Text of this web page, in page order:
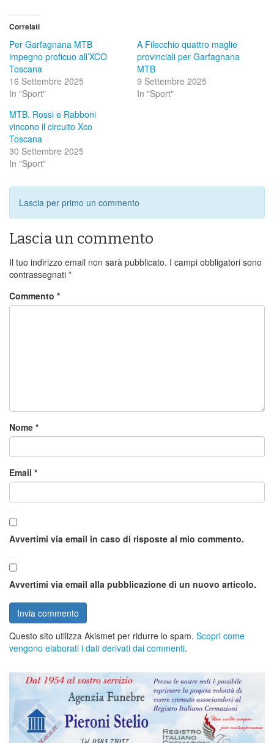
Correlati
Per Garfagnana MTB
impegno proficuo all’XCO
Toscana
16 Settembre 2025
In "Sport"
A Filecchio quattro maglie
provinciali per Garfagnana
MTB
9 Settembre 2025
In "Sport"
MTB. Rossi e Rabboni
vincono il circuito Xco
Toscana
30 Settembre 2025
In "Sport"
Lascia per primo un commento
Lascia un commento
Il tuo indirizzo email non sarà pubblicato. I campi obbligatori sono
contrassegnati *
Commento *
Nome *
Email *
Avvertimi via email in caso di risposte al mio commento.
Avvertimi via email alla pubblicazione di un nuovo articolo.
Questo sito utilizza Akismet per ridurre lo spam. Scopri come
vengono elaborati i dati derivati dai commenti.